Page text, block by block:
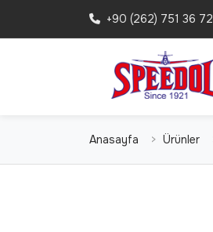
+90 (262) 751 36 72
Anasayfa Ürünler